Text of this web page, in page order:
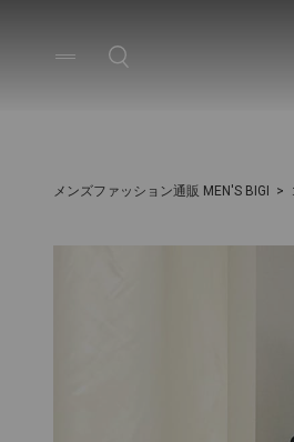
メンズファッション通販 MEN'S BIGI